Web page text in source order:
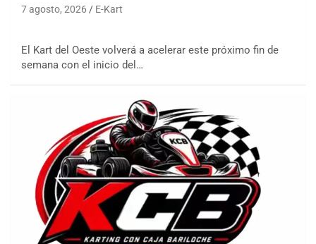
7 agosto, 2026 E-Kart
El Kart del Oeste volverá a acelerar este próximo fin de
semana con el inicio del…